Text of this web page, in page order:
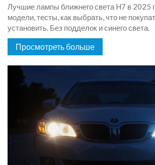
Лучшие лампы ближнего света H7 в 2025
модели, тесты, как выбрать, что не
установить. Без подделок и синего света.
Просмотреть больше